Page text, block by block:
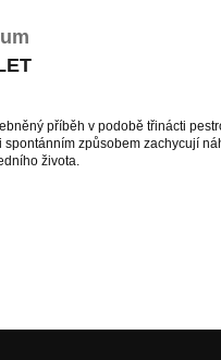
příběh v podobě třinácti
spontánním způsobem zachycují
života.